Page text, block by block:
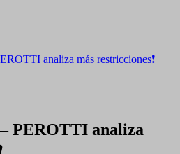
analiza más restricciones❗
PEROTTI analiza